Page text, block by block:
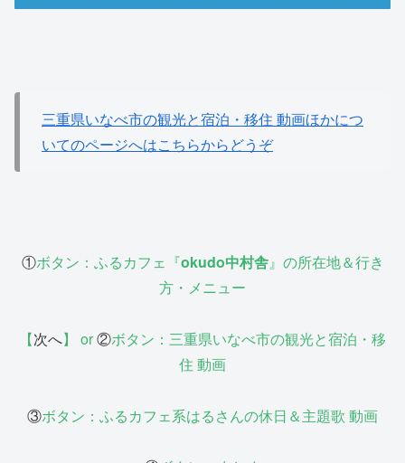
三重県いなべ市の観光と宿泊・移住 動画ほかにつ
いてのページへはこちらからどうぞ
①ボタン：ふるカフェ『okudo中村舎』の所在地＆行き
方・メニュー
【次へ】 or②ボタン： 三重県いなべ市の観光と宿泊・移
住 動画
③ボタン： ふるカフェ系はるさんの休日＆主題歌 動画